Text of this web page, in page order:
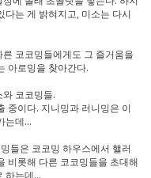
는 게 밝혀지고, 미소는 다시
코코밍들에게도 그 즐거움을
아로밍을 찾아간다.
코코밍들.
중이다. 지니밍과 러니밍은 이
는데…
들은 코코밍 하우스에서 핼러
비롯해 다른 코코밍들을 초대해